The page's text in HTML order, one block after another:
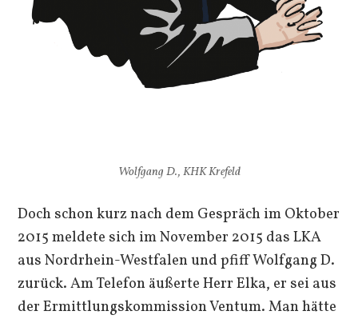
Wolfgang D., KHK Krefeld
Doch schon kurz nach dem Gespräch im Oktober
2015 meldete sich im November 2015 das LKA
aus Nordrhein-Westfalen und pfiff Wolfgang D.
zurück. Am Telefon äußerte Herr Elka, er sei aus
der Ermittlungskommission Ventum. Man hätte